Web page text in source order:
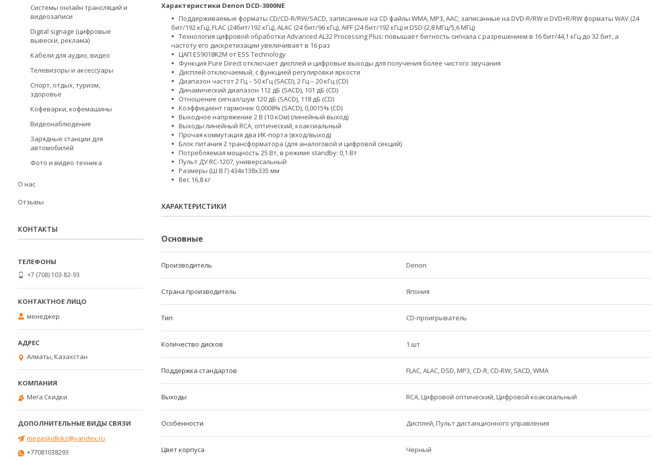
Характеристики Denon DCD-3000NE
Поддерживаемые форматы CD/CD-R/RW/SACD, записанные на CD файлы WMA, MP3, AAC; записанные на DVD-R/RW и DVD+R/RW форматы WAV (24
бит/192 кГц), FLAC (24бит/192 кГц), ALAC (24 бит/96 кГц), AIFF (24 бит/192 кГц) и DSD (2,8 МГц/5,6 МГц)
Технология цифровой обработки Advanced AL32 Processing Plus: повышает битность сигнала с разрешением в 16 бит/44,1 кГц до 32 бит, а
частоту его дискретизации увеличивает в 16 раз
ЦАП ES9018K2M от ESS Technology
Функция Pure Direct отключает дисплей и цифровые выходы для получения более чистого звучания
Дисплей отключаемый, с функцией регулировки яркости
Диапазон частот 2 Гц – 50 кГц (SACD), 2 Гц – 20 кГц (CD)
Динамический диапазон 112 дБ (SACD), 101 дБ (CD)
Отношение сигнал/шум 120 дБ (SACD), 118 дБ (CD)
Коэффициент гармоник 0,0008% (SACD), 0,0015% (CD)
Выходное напряжение 2 В (10 кОм) (линейный выход)
Выходы линейный RCA, оптический, коаксиальный
Прочая коммутация два ИК-порта (вход/выход)
Блок питания 2 трансформатора (для аналоговой и цифровой секций)
Потребляемая мощность 25 Вт, в режиме standby: 0,1 Вт
Пульт ДУ RC-1207, универсальный
Размеры (Ш В Г) 434х138х335 мм
Вес 16,8 кг
ХАРАКТЕРИСТИКИ
Основные
Производитель Denon
Страна производитель Япония
Тип CD-проигрыватель
Количество дисков 1 шт
Поддержка стандартов FLAC, ALAC, DSD, MP3, CD-R, CD-RW, SACD, WMA
Выходы RCA, Цифровой оптический, Цифровой коаксиальный
Особенности Дисплей, Пульт дистанционного управления
Цвет корпуса Черный
Системы онлайн трансляций и
видеозаписи
Digital signage (цифровые
вывески, реклама)
Кабели для аудио, видео
Телевизоры и аксессуары
Спорт, отдых, туризм,
здоровье
Кофеварки, кофемашины
Видеонаблюдение
Зарядные станции для
автомобилей
Фото и видео техника
О нас
Отзывы
КОНТАКТЫ
+7 (708) 103-82-93
менеджер
Алматы, Казахстан
Мега Скидки
megaskidkikz@yandex.ru
+77081038293